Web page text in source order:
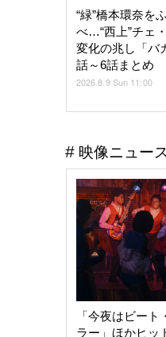
“緑”橋本環奈を
べ…“西上”チェ
変化の兆し「バ
話～6話まとめ
2026.8.9 Sun 11:00
映像ニュース
「今夜はビート
ラー」ほかヒッ